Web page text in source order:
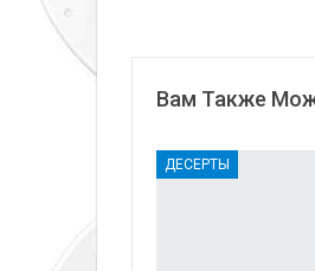
Вам Также
ДЕСЕРТЫ